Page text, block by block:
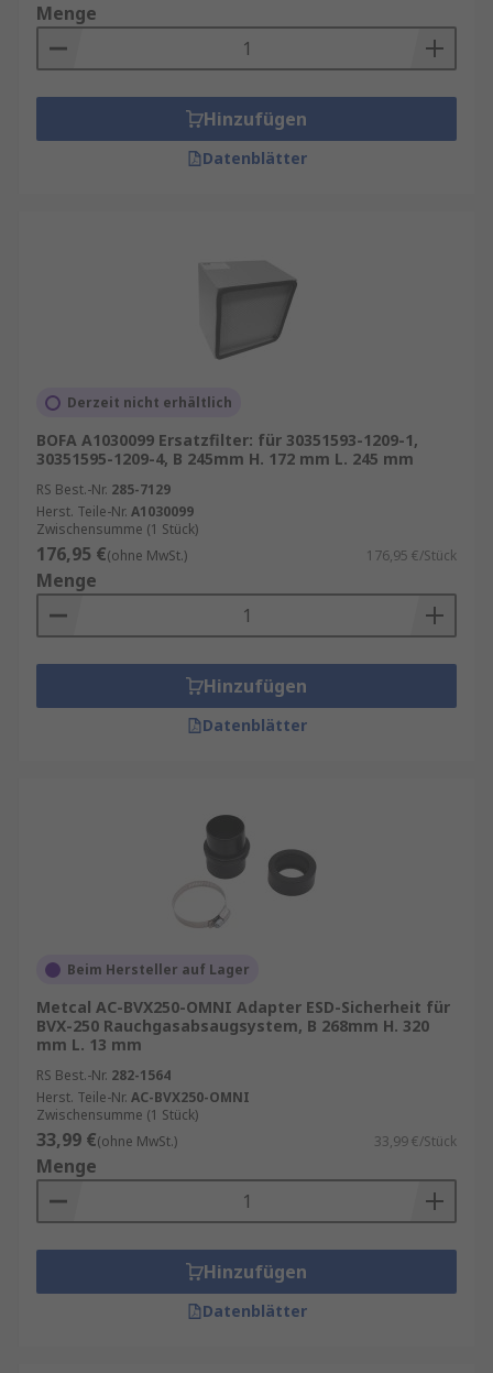
Menge
Hinzufügen
Datenblätter
Derzeit nicht erhältlich
BOFA A1030099 Ersatzfilter: für 30351593-1209-1,
30351595-1209-4, B 245mm H. 172 mm L. 245 mm
RS Best.-Nr. 285-7129
Herst. Teile-Nr. A1030099
Zwischensumme (1 Stück)
176,95 €(ohne MwSt.) 176,95 €/Stück
Menge
Hinzufügen
Datenblätter
Beim Hersteller auf Lager
Metcal AC-BVX250-OMNI Adapter ESD-Sicherheit für
BVX-250 Rauchgasabsaugsystem, B 268mm H. 320
mm L. 13 mm
RS Best.-Nr. 282-1564
Herst. Teile-Nr. AC-BVX250-OMNI
Zwischensumme (1 Stück)
33,99 €(ohne MwSt.) 33,99 €/Stück
Menge
Hinzufügen
Datenblätter